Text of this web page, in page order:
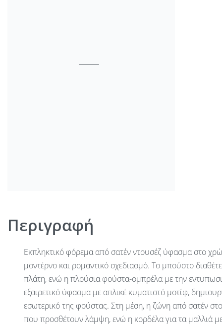
Περιγραφή
Εκπληκτικό φόρεμα από σατέν ντουσέζ ύφασμα στο
μοντέρνο και ρομαντικό σχεδιασμό. Το μπούστο
πλάτη, ενώ η πλούσια φούστα-ομπρέλα με την
εξαιρετικό ύφασμα με απλικέ κυματιστό μοτίφ,
εσωτερικό της φούστας. Στη μέση, η ζώνη από σατέν
που προσθέτουν λάμψη, ενώ η κορδέλα για τα μαλλιά